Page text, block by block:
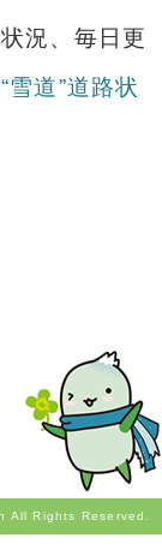
況、毎日更
道”道路状
All Rights Reserved.